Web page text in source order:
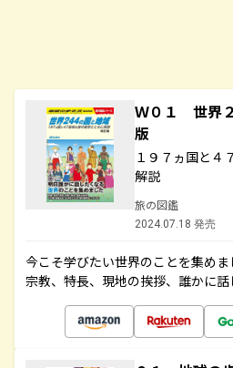
Ｗ０１ 世界
版
１９７ヵ国と４
解説
旅の図鑑
2024.07.18 発売
今こそ学びたい世界のことを集めま
宗教、特長、現地の挨拶、誰かに話